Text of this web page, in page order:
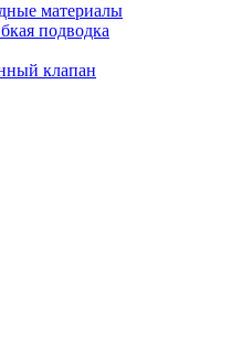
материалы
подводка
клапан